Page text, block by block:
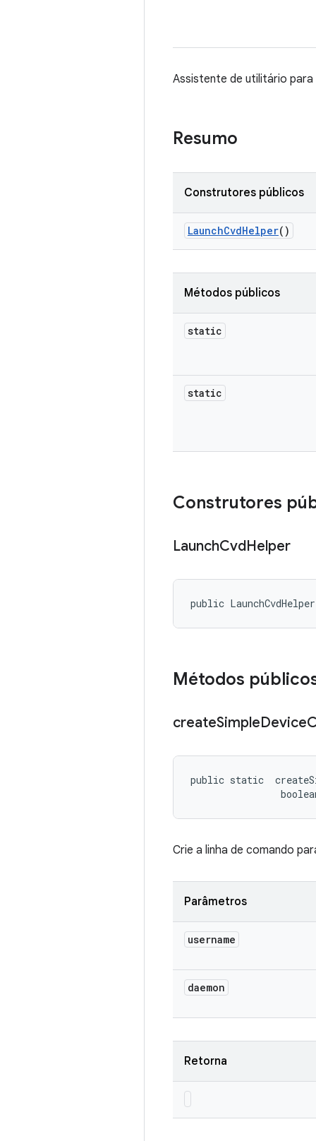
Assistente de utilitário
Resumo
Construtores públicos
LaunchCvdHelper()
Métodos públicos
static
static
Construtores
LaunchCvdHelper
public
Métodos
createSimpleDevice
public static
Crie a linha de comando
Parâmetros
username
daemon
Retorna